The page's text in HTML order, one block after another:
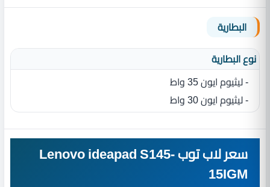
البطارية
نوع البطارية‏
- ليثيوم ايون 35 واط
- ليثيوم ايون 30 واط
سعر لاب توب Lenovo ideapad S145-
15IGM